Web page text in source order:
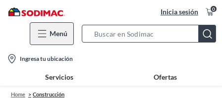
Inicia sesión 0
Menú
Bar
location-
icon
Ingresa tu ubicación
Servicios Ofertas
Home Construcción